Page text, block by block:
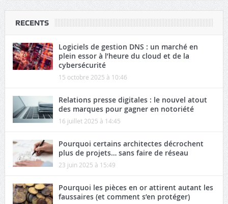
RECENTS
Logiciels de gestion DNS : un marché en
plein essor à l’heure du cloud et de la
cybersécurité
15 octobre 2025 à 10:46
Relations presse digitales : le nouvel atout
des marques pour gagner en notoriété
16 juillet 2025 à 14:45
Pourquoi certains architectes décrochent
plus de projets… sans faire de réseau
23 juin 2025 à 15:49
Pourquoi les pièces en or attirent autant les
faussaires (et comment s’en protéger)